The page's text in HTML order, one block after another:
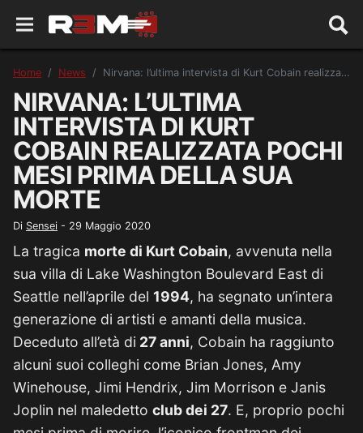
Home News Nirvana: l’ultima intervista di Kurt Cobain realizzata pochi mesi prima della sua morte
NIRVANA: L’ULTIMA
INTERVISTA DI KURT
COBAIN REALIZZATA POCHI
MESI PRIMA DELLA SUA
MORTE
Di Sensei - 29 Maggio 2020
La tragica morte di Kurt Cobain, avvenuta nella
sua villa di Lake Washington Boulevard East di
Seattle nell’aprile del 1994, ha segnato un’intera
generazione di artisti e amanti della musica.
Deceduto all’età di 27 anni, Cobain ha raggiunto
alcuni suoi colleghi come Brian Jones, Amy
Winehouse, Jimi Hendrix, Jim Morrison e Janis
Joplin nel maledetto club dei 27. E, proprio pochi